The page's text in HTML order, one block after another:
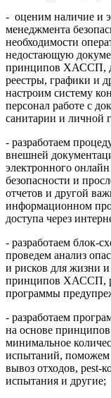
- оценим наличие и
менеджмента
необходимости
недостающую
принципов ХАССП,
реестры, графики и
настроим систему
персонал работе с
санитарии и личной
- разработаем
внешней
электронного
безопасности и
отчетов и другой
информационном
доступа через
- разработаем блок-
проведем анализ
и рисков для жизни и
принципов ХАССП,
программы
- разработаем
на основе
минимальное
испытаний, поможем
вывоз отходов, pest-
испытания и другие;